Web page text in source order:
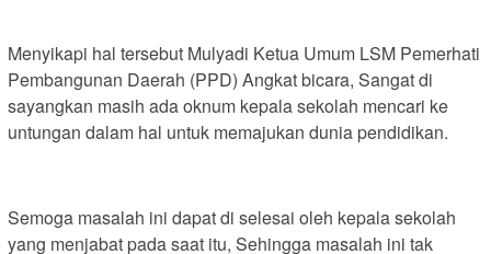
Menyikapi hal tersebut Mulyadi Ketua Umum LSM Pemerhati
Pembangunan Daerah (PPD) Angkat bicara, Sangat di
sayangkan masih ada oknum kepala sekolah mencari ke
untungan dalam hal untuk memajukan dunia pendidikan.
Semoga masalah ini dapat di selesai oleh kepala sekolah
yang menjabat pada saat itu, Sehingga masalah ini tak